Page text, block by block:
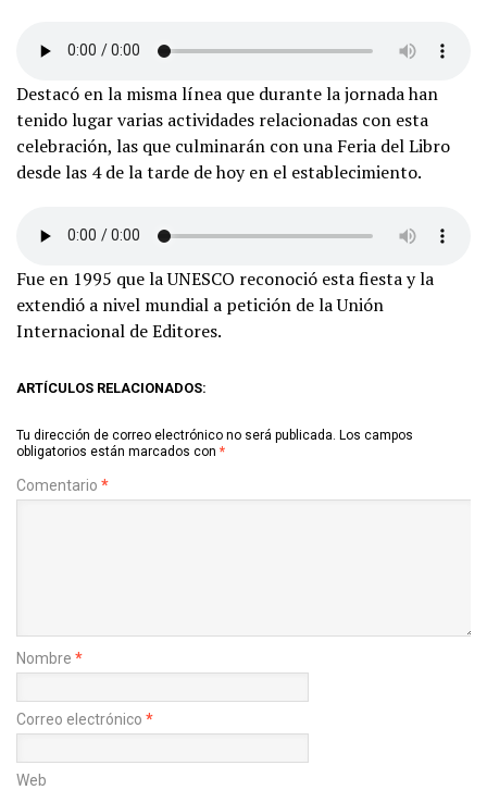
Destacó en la misma línea que durante la jornada han
tenido lugar varias actividades relacionadas con esta
celebración, las que culminarán con una Feria del Libro
desde las 4 de la tarde de hoy en el establecimiento.
Fue en 1995 que la UNESCO reconoció esta fiesta y la
extendió a nivel mundial a petición de la Unión
Internacional de Editores.
ARTÍCULOS RELACIONADOS:
Tu dirección de correo electrónico no será publicada. Los campos
obligatorios están marcados con *
Comentario *
Nombre *
Correo electrónico *
Web